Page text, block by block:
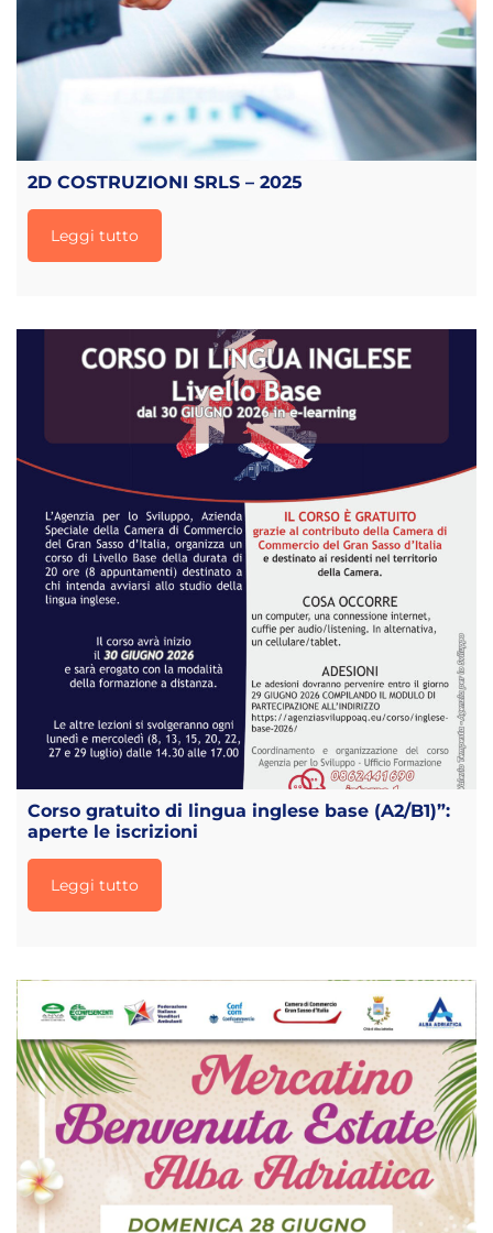
2D COSTRUZIONI SRLS – 2025
Leggi tutto
Corso gratuito di lingua inglese base (A2/B1)”:
aperte le iscrizioni
Leggi tutto